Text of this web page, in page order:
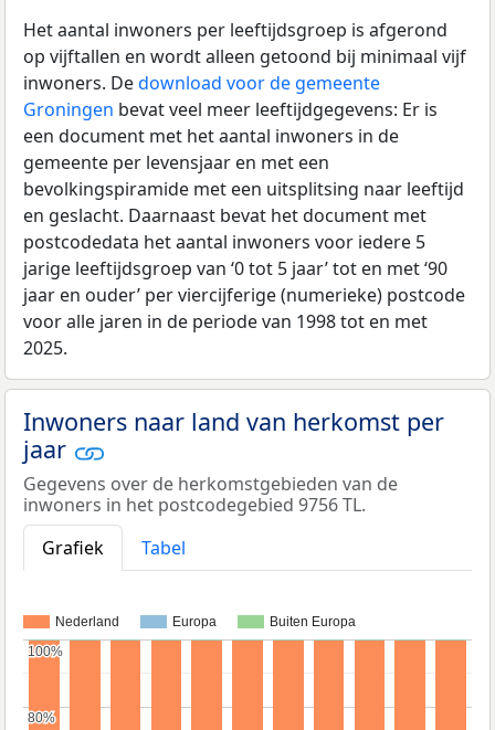
Het aantal inwoners per leeftijdsgroep is afgerond
op vijftallen en wordt alleen getoond bij minimaal vijf
inwoners. Dedownload voor de gemeente
Groningen bevat veel meer leeftijdgegevens: Er is
een document met het aantal inwoners in de
gemeente per levensjaar en met een
bevolkingspiramide met een uitsplitsing naar leeftijd
en geslacht. Daarnaast bevat het document met
postcodedata het aantal inwoners voor iedere 5
jarige leeftijdsgroep van ‘0 tot 5 jaar’ tot en met ‘90
jaar en ouder’ per viercijferige (numerieke) postcode
voor alle jaren in de periode van 1998 tot en met
2025.
Inwoners naar land van herkomst per
jaar
Gegevens over de herkomstgebieden van de
inwoners in het postcodegebied 9756 TL.
Grafiek
Tabel
Nederland Europa Buiten Europa
80%
80%
100%
100%